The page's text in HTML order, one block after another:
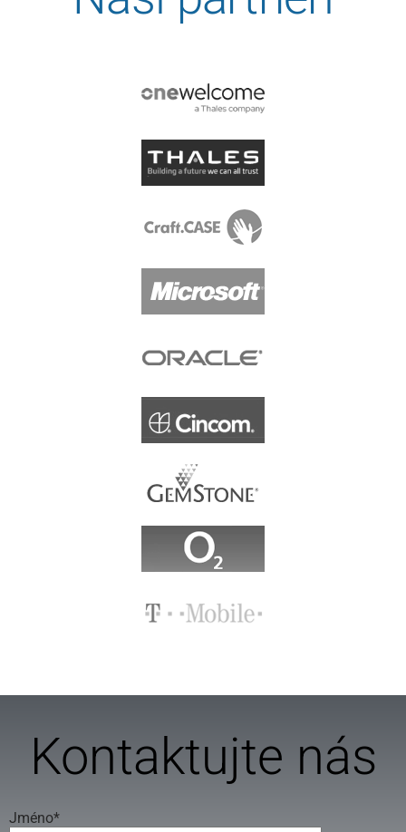
Kontaktujte nás
Jméno*